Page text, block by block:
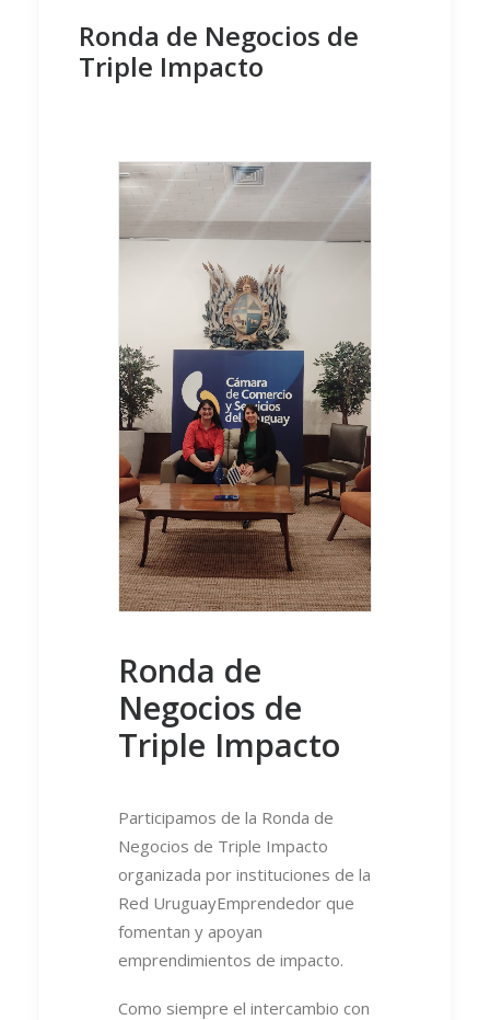
Ronda de Negocios de
Triple Impacto
Ronda de
Negocios de
Triple Impacto
Participamos de la Ronda de
Negocios de Triple Impacto
organizada por instituciones de la
Red UruguayEmprendedor que
fomentan y apoyan
emprendimientos de impacto.
Como siempre el intercambio con